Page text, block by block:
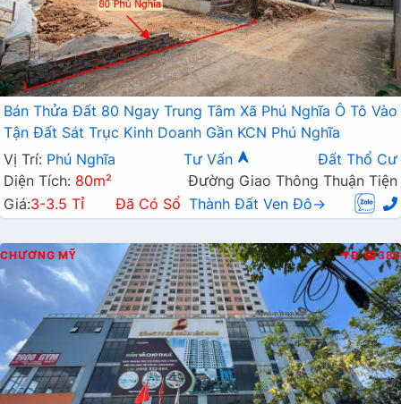
Bán Thửa Đất 80 Ngay Trung Tâm Xã Phú Nghĩa Ô Tô Vào
Tận Đất Sát Trục Kinh Doanh Gần KCN Phú Nghĩa
Vị Trí: Phú Nghĩa Tư Vấn
Đất Thổ Cư
Diện Tích: 80m²
Đường Giao Thông Thuận Tiện
Giá:3-3.5 Tỉ Đã Có Sổ Thành Đất Ven Đô→
CHƯƠNG MỸ Đ 385